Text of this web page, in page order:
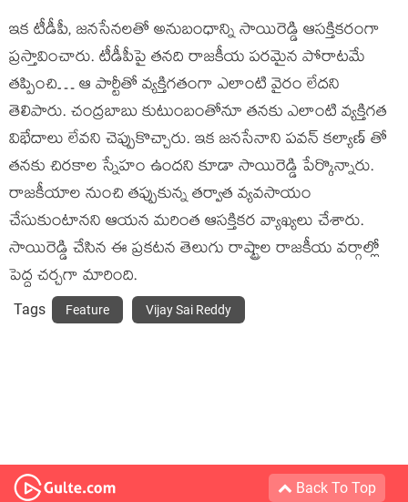
ఇక టీడీపీ, జనసేనలతో అనుబంధాన్ని సాయిరెడ్డి ఆసక్తికరంగా
ప్రస్తావించారు. టీడీపీపై తనది రాజకీయ పరమైన పోరాటమే
తప్పించి… ఆ పార్టీతో వ్యక్తిగతంగా ఎలాంటి వైరం లేదని
తెలిపారు. చంద్రబాబు కుటుంబంతోనూ తనకు ఎలాంటి వ్యక్తిగత
విభేదాలు లేవని చెప్పుకొచ్చారు. ఇక జనసేనాని పవన్ కల్యాణ్ తో
తనకు చిరకాల స్నేహం ఉందని కూడా సాయిరెడ్డి పేర్కొన్నారు.
రాజకీయాల నుంచి తప్పుకున్న తర్వాత వ్యవసాయం
చేసుకుంటానని ఆయన మరింత ఆసక్తికర వ్యాఖ్యలు చేశారు.
సాయిరెడ్డి చేసిన ఈ ప్రకటన తెలుగు రాష్ట్రాల రాజకీయ వర్గాల్లో
పెద్ద చర్చగా మారింది.
Tags Feature Vijay Sai Reddy
Back To Top